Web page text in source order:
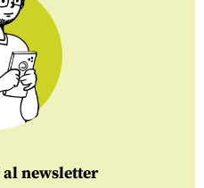
al newsletter